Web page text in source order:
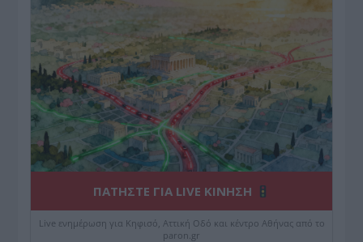
ΠΑΤΗΣΤΕ ΓΙΑ LIVE ΚΙΝΗΣΗ
Live ενημέρωση για Κηφισό, Αττική Οδό και κέντρο Αθήνας από το
paron.gr